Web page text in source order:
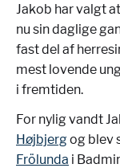
Jakob har valgt
nu sin daglige
fast del af
mest lovende
i fremtiden.
For nylig vandt
Højbjergog blev
Frölunda i